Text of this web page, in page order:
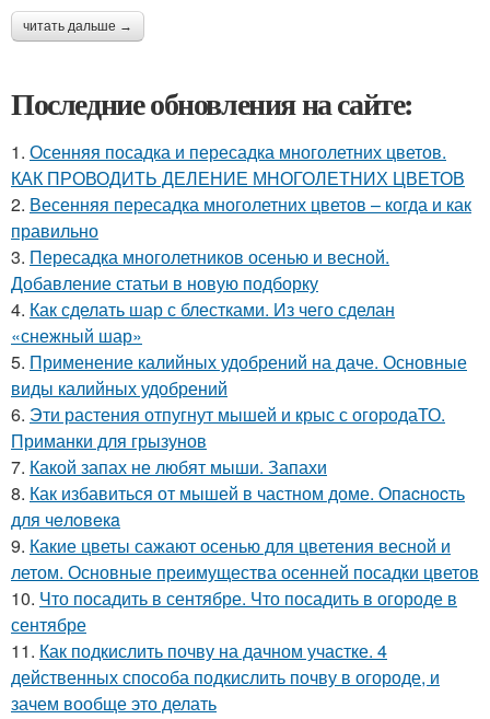
читать дальше →
Последние обновления на сайте:
1. Осенняя посадка и пересадка многолетних цветов.
КАК ПРОВОДИТЬ ДЕЛЕНИЕ МНОГОЛЕТНИХ ЦВЕТОВ
2. Весенняя пересадка многолетних цветов – когда и как
правильно
3. Пересадка многолетников осенью и весной.
Добавление статьи в новую подборку
4. Как сделать шар с блестками. Из чего сделан
«снежный шар»
5. Применение калийных удобрений на даче. Основные
виды калийных удобрений
6. Эти растения отпугнут мышей и крыс с огородаТО.
Приманки для грызунов
7. Какой запах не любят мыши. Запахи
8. Как избавиться от мышей в частном доме. Oпacнocть
для чeлoвeкa
9. Какие цветы сажают осенью для цветения весной и
летом. Основные преимущества осенней посадки цветов
10. Что посадить в сентябре. Что посадить в огороде в
сентябре
11. Как подкислить почву на дачном участке. 4
действенных способа подкислить почву в огороде, и
зачем вообще это делать